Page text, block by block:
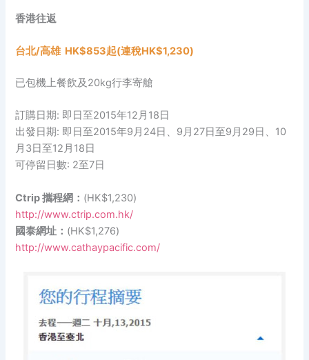
香港往返
台北/高雄 HK$853起(連稅HK$1,230)
已包機上餐飲及20kg行李寄艙
訂購日期: 即日至2015年12月18日
出發日期: 即日至2015年9月24日、9月27日至9月29日、10
月3日至12月18日
可停留日數: 2至7日
Ctrip 攜程網： (HK$1,230)
http://www.ctrip.com.hk/
國泰網址： (HK$1,276)
http://www.cathaypacific.com/